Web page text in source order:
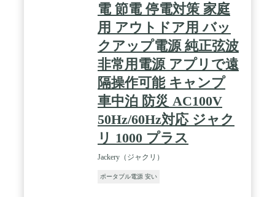
電 節電 停電対策 家庭
用 アウトドア用 バッ
クアップ電源 純正弦波
非常用電源 アプリで遠
隔操作可能 キャンプ
車中泊 防災 AC100V
50Hz/60Hz対応 ジャク
リ 1000 プラス
Jackery（ジャクリ）
ポータブル電源 安い